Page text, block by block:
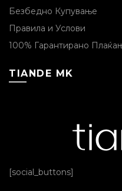
Безбедно Купување
Правила и Услови
100% Гарантирано
TIANDE MK
[social_buttons]